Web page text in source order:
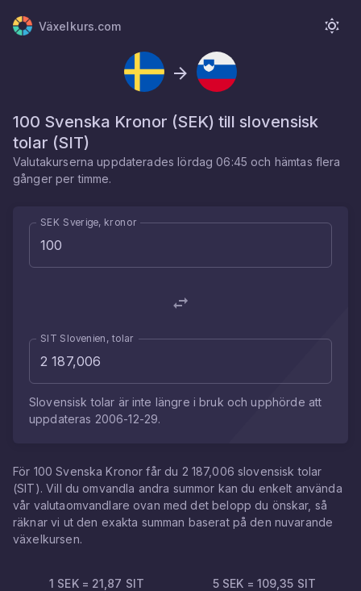
Växelkurs.com
100 Svenska Kronor (SEK) till slovensisk
tolar (SIT)
Valutakurserna uppdateradeslördag 06:45 och hämtas flera
gånger per timme.
SEK Sverige, kronor
SIT Slovenien, tolar
Slovensisk tolar är inte längre i bruk och upphörde att
uppdateras 2006-12-29.
För 100 Svenska Kronor får du 2 187,006 slovensisk tolar
(SIT). Vill du omvandla andra summor kan du enkelt använda
vår valutaomvandlare ovan med det belopp du önskar, så
räknar vi ut den exakta summan baserat på den nuvarande
växelkursen.
1 SEK= 21,87 SIT 5 SEK = 109,35 SIT